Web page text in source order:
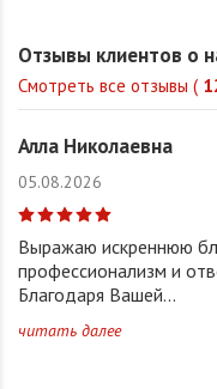
Отзывы клиентов о
Смотреть все отзывы (
Алла Николаевна
05.08.2026
Выражаю искреннюю
профессионализм и
Благодаря Вашей...
читать далее